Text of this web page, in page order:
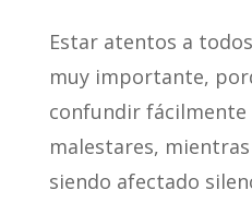
Estar atentos a
muy importante,
confundir
malestares,
siendo afectado